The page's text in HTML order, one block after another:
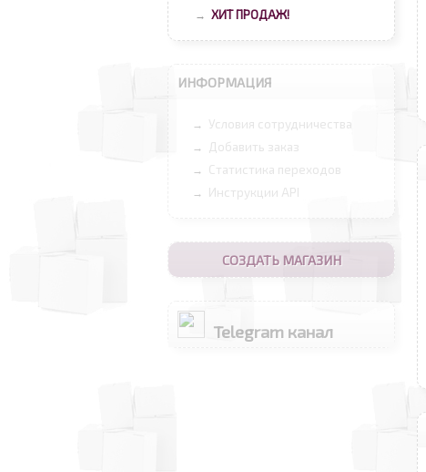
→ ХИТ ПРОДАЖ!
ИНФОРМАЦИЯ
→ Условия сотрудничества
→ Добавить заказ
→ Статистика переходов
→ Инструкции API
СОЗДАТЬ МАГАЗИН
Telegram канал